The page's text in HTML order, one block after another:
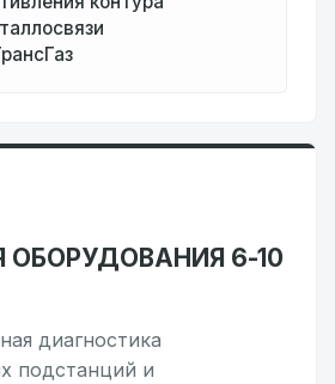
ОБОРУДОВАНИЯ 6-10
диагностика
подстанций и